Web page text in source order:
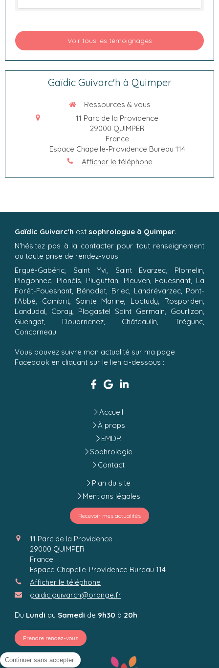
Voir tous les témoignages
Gaïdic Guivarc'h à Quimper
Ressources & vous
11 Parc de la Providence
29000 QUIMPER
France
Espace Chapelle-Providence Bureau 114
Afficher le téléphone
Gaïdic Guivarc'h est sophrologue à Quimper.
N'hésitez pas à la contacter pour tout renseignement
ou toute prise de rendez-vous.
Ergué-Gabéric, Saint Yvi, Saint Evarzec, Plomelin,
Plogonnec, Plonéis, Pluguffan, Pleuven, Fouesnant, La
Forêt-Fouesnant, Bénodet, Briec, Landrévarzec, Pont-
l'Abbé, Combrit, Sainte Marine, Loctudy, Rosporden,
Landudal, Coray, Plogastel Saint Germain, Gourlizon,
Guengat, Douarnenez, Châteaulin, Trégunc,
Concarneau.
Vous pouvez suivre mon actualité sur ma page
Facebook en cliquant sur le lien ci-dessous :
Accueil
À props
EMDR
Sophrologie
Contact
Plan du site
Mentions légales
Recevoir mes actualités
11 Parc de la Providence
29000 QUIMPER
France
Espace Chapelle-Providence Bureau 114
Afficher le téléphone
gaidic.guivarch@orange.fr
Du Lundi au Samedi de 9h30 à 20h
Prendre rendez-vous
Continuer sans accepter